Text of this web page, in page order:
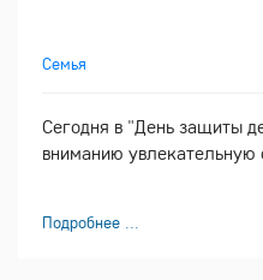
Семья
Сегодня в "День защиты
вниманию увлекательную
Подробнее ...